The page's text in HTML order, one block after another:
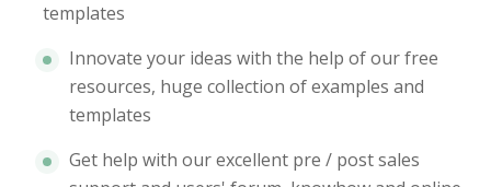
templates
Innovate your ideas with the help of our free
resources, huge collection of examples and
templates
Get help with our excellent pre / post sales